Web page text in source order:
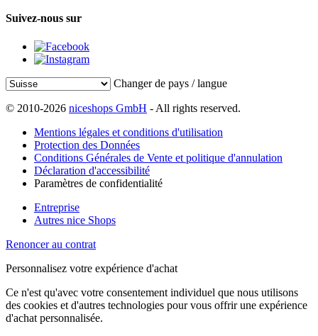
Suivez-nous sur
Changer de pays / langue
© 2010-2026 niceshops GmbH - All rights reserved.
Mentions légales et conditions d'utilisation
Protection des Données
Conditions Générales de Vente et politique d'annulation
Déclaration d'accessibilité
Paramètres de confidentialité
Entreprise
Autres nice Shops
Renoncer au contrat
Personnalisez votre expérience d'achat
Ce n'est qu'avec votre consentement individuel que nous utilisons
des cookies et d'autres technologies pour vous offrir une expérience
d'achat personnalisée.